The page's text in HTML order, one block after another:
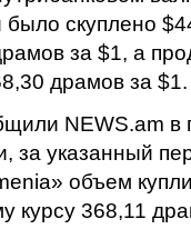
было скуплено
за $1, а
драмов за $1.
NEWS.am в
за указанный
объем
курсу 368,11